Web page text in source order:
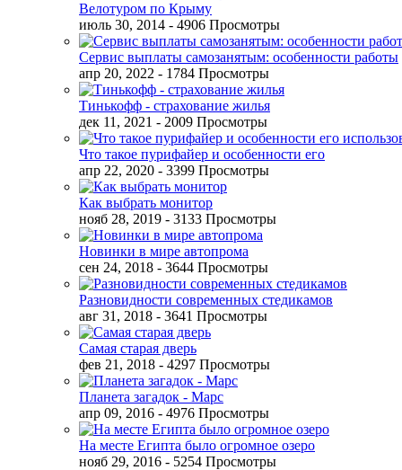
Велотуром по Крыму
июль 30, 2014 - 4906 Просмотры
Сервис выплаты самозанятым: особенности работы
апр 20, 2022 - 1784 Просмотры
Тинькофф - страхование жилья
дек 11, 2021 - 2009 Просмотры
Что такое пурифайер и особенности его
апр 22, 2020 - 3399 Просмотры
Как выбрать монитор
нояб 28, 2019 - 3133 Просмотры
Новинки в мире автопрома
сен 24, 2018 - 3644 Просмотры
Разновидности современных стедикамов
авг 31, 2018 - 3641 Просмотры
Самая старая дверь
фев 21, 2018 - 4297 Просмотры
Планета загадок - Марс
апр 09, 2016 - 4976 Просмотры
На месте Египта было огромное озеро
нояб 29, 2016 - 5254 Просмотры